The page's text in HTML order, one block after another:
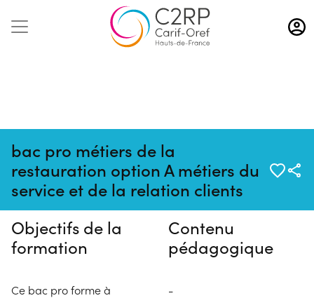
Aller
au
contenu
bac pro métiers de la
restauration option A métiers du
service et de la relation clients
Pas de session programmée en
ce moment
Objectifs de la
formation
Ce bac pro forme à
Contenu
pédagogique
-